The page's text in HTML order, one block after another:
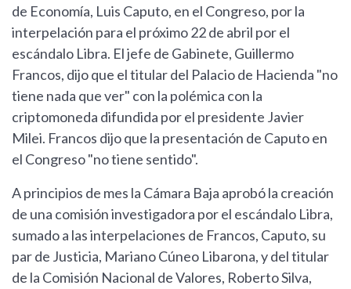
de Economía, Luis Caputo, en el Congreso, por la
interpelación para el próximo 22 de abril por el
escándalo Libra. El jefe de Gabinete, Guillermo
Francos, dijo que el titular del Palacio de Hacienda "no
tiene nada que ver" con la polémica con la
criptomoneda difundida por el presidente Javier
Milei. Francos dijo que la presentación de Caputo en
el Congreso "no tiene sentido".
A principios de mes la Cámara Baja aprobó la creación
de una comisión investigadora por el escándalo Libra,
sumado a las interpelaciones de Francos, Caputo, su
par de Justicia, Mariano Cúneo Libarona, y del titular
de la Comisión Nacional de Valores, Roberto Silva,